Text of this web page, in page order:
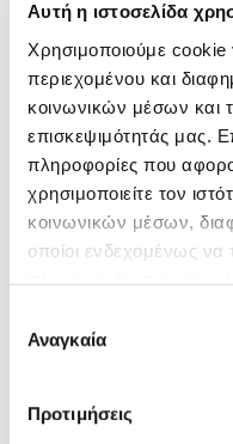
Αυτή η ιστοσελίδα
Χρησιμοποιούμε cookie
περιεχομένου και
κοινωνικών μέσων και
επισκεψιμότητάς μας.
πληροφορίες που
χρησιμοποιείτε τον
κοινωνικών μέσων,
οποίοι ενδεχομένως να
των υπηρεσιών τους.
συγκατάθεσης
Αναγκαία
Προτιμήσεις
Είδος
Τύπος
Ποικιλία
Αλκοολικός